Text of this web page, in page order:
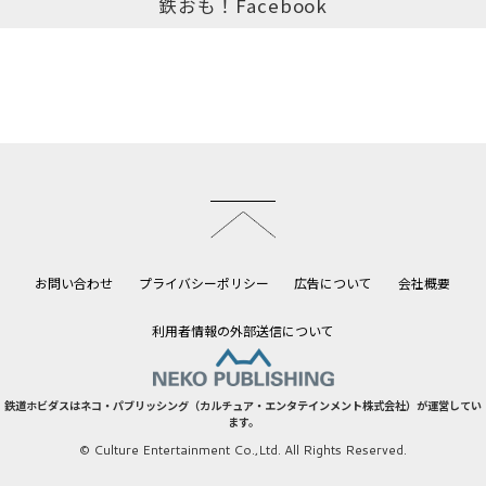
お問い合わせ プライバシーポリシー 広告について 会社概要
利用者情報の外部送信について
鉄道ホビダスはネコ・パブリッシング（カルチュア・エンタテインメント株式会社）が運営してい
ます。
© Culture Entertainment Co.,Ltd. All Rights Reserved.